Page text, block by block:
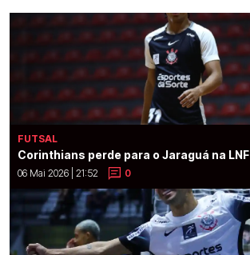
FUTSAL
Corinthians perde para o Jaraguá na LNF
06 Mai 2026 | 21:52 0